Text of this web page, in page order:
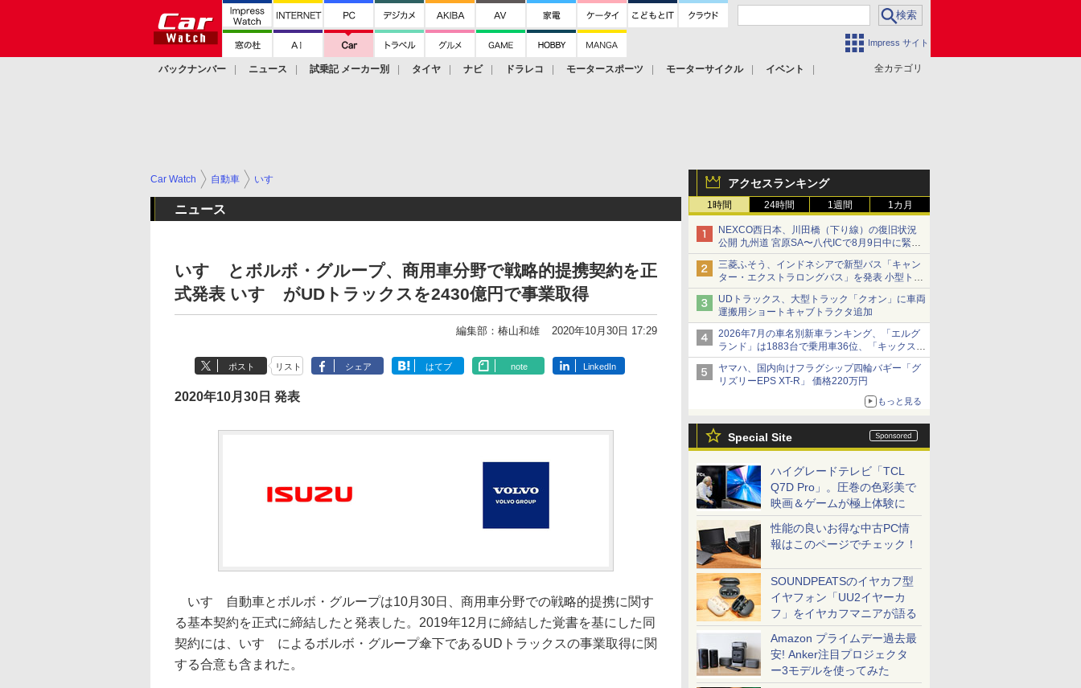
Impress サイト
全カテゴリ
バックナンバー ニュース 試乗記 メーカー別 タイヤ ナビ ドラレコ モータースポーツ モーターサイクル
イベント
アクセスランキング
1時間 24時間 1週間 1カ月
NEXCO西日本、川田橋（下り線）の復旧状況
公開 九州道 宮原SA〜八代ICで8月9日中に緊急
車両を通行可能に
三菱ふそう、インドネシアで新型バス「キャン
ター・エクストラロングバス」を発表 小型トラ
ックベースの観光・旅客輸送向けバス
UDトラックス、大型トラック「クオン」に車両
運搬用ショートキャブトラクタ追加
2026年7月の車名別新車ランキング、「エルグ
ランド」は1883台で乗用車36位、「キックス」
は2591台で27位に
ヤマハ、国内向けフラグシップ四輪バギー「グ
リズリーEPS XT-R」 価格220万円
もっと見る
Special Site
ハイグレードテレビ「TCL
Q7D Pro」。圧巻の色彩美で
映画＆ゲームが極上体験に
性能の良いお得な中古PC情
報はこのページでチェック！
SOUNDPEATSのイヤカフ型
イヤフォン「UU2イヤーカ
フ」をイヤカフマニアが語る
Amazon プライムデー過去最
安! Anker注目プロジェクタ
ー3モデルを使ってみた
Car Watch 自動車 いすゞ
ニュース
いすゞとボルボ・グループ、商用車分野で戦略的提携契約を正
式発表 いすゞがUDトラックスを2430億円で事業取得
編集部：椿山和雄 2020年10月30日 17:29
ポスト リスト シェア はてブ note LinkedIn
2020年10月30日 発表
いすゞ自動車とボルボ・グループは10月30日、商用車分野での戦略的提携に関す
る基本契約を正式に締結したと発表した。2019年12月に締結した覚書を基にした同
契約には、いすゞによるボルボ・グループ傘下であるUDトラックスの事業取得に関
する合意も含まれた。